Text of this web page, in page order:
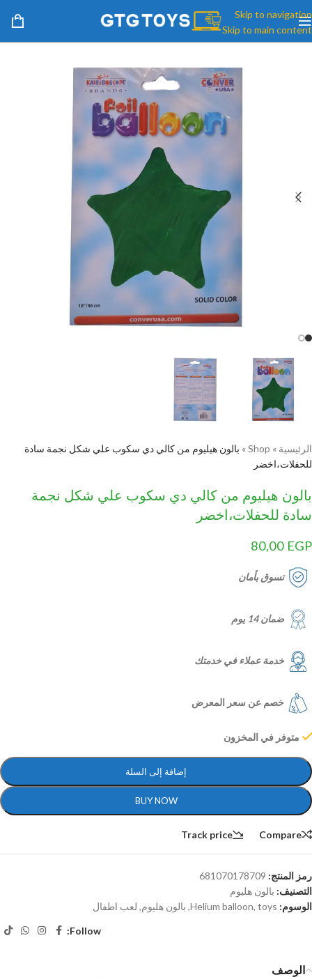
Skip to navigation
Skip to main content
الرئيسية »
Shop
» بالون هيليوم من كالي دي سكوب علي شكل نجمة سادة
للحفلات،اخضر
بالون هيليوم من كالي دي سكوب علي شكل نجمة
سادة للحفلات،اخضر
80,00 EGP
تسوق بأمان
ضمان 14 يوم
خدمة عملاء في خدمتك
خصم عن سعر المعرض
متوفر في المخزون
إضافة إلى السلة
BUY NOW
Compare
Track price
رمز المنتج: 681070178709
التصنيف: بالون هليوم
الوسوم:
Helium balloon, toys
, بالون هليوم, لعب اطفال
Follow:
الوصف